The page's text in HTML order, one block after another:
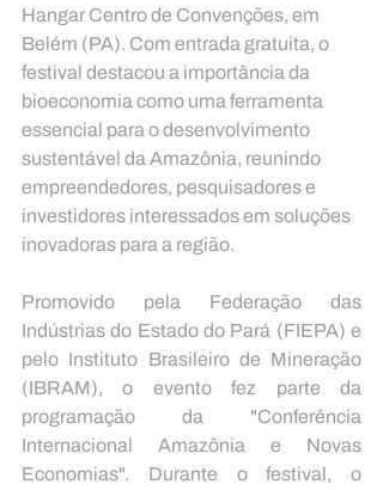
Hangar Centro de Convenções, em
Belém (PA). Com entrada gratuita, o
festival destacou a importância da
bioeconomia como uma ferramenta
essencial para o desenvolvimento
sustentável da Amazônia, reunindo
empreendedores, pesquisadores e
investidores interessados em soluções
inovadoras para a região.
Promovido pela Federação das
Indústrias do Estado do Pará (FIEPA) e
pelo Instituto Brasileiro de Mineração
(IBRAM), o evento fez parte da
programação da "Conferência
Internacional Amazônia e Novas
Economias". Durante o festival, o